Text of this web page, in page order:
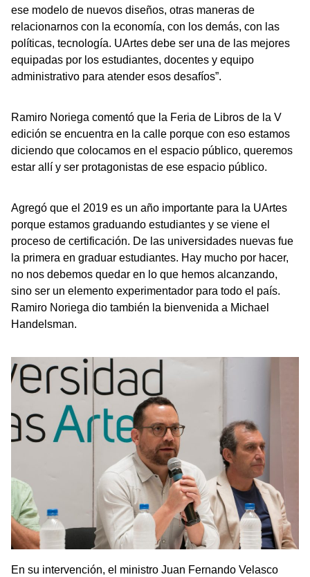
ese modelo de nuevos diseños, otras maneras de
relacionarnos con la economía, con los demás, con las
políticas, tecnología. UArtes debe ser una de las mejores
equipadas por los estudiantes, docentes y equipo
administrativo para atender esos desafíos”.
Ramiro Noriega comentó que la Feria de Libros de la V
edición se encuentra en la calle porque con eso estamos
diciendo que colocamos en el espacio público, queremos
estar allí y ser protagonistas de ese espacio público.
Agregó que el 2019 es un año importante para la UArtes
porque estamos graduando estudiantes y se viene el
proceso de certificación. De las universidades nuevas fue
la primera en graduar estudiantes. Hay mucho por hacer,
no nos debemos quedar en lo que hemos alcanzando,
sino ser un elemento experimentador para todo el país.
Ramiro Noriega dio también la bienvenida a Michael
Handelsman.
En su intervención, el ministro Juan Fernando Velasco